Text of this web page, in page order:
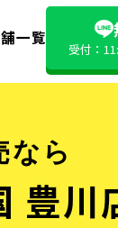
一覧
受付：
なら
豊川